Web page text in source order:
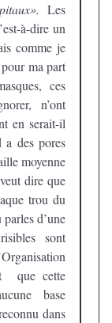
Les
à-dire un
comme je
ma part
ces
n’ont
en serait-il
a des pores
moyenne
dire que
trou du
d’une
sont
que cette
base
dans